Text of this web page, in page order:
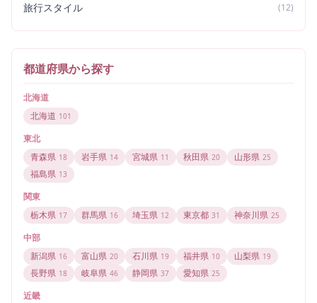
旅行スタイル (12)
都道府県から探す
北海道
北海道 101
東北
青森県 18 岩手県 14 宮城県 11 秋田県 20 山形県 25
福島県 13
関東
栃木県 17 群馬県 16 埼玉県 12 東京都 31 神奈川県 25
中部
新潟県 16 富山県 20 石川県 19 福井県 10 山梨県 19
長野県 18 岐阜県 46 静岡県 37 愛知県 25
近畿